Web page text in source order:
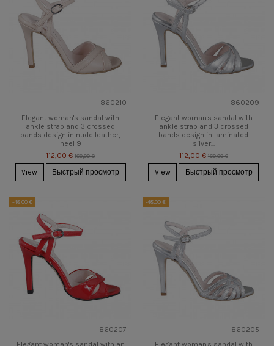
860210
Elegant woman's sandal with
ankle strap and 3 crossed
bands design in nude leather,
heel 9
112,00 € 160,00 €
View Быстрый просмотр
860209
Elegant woman's sandal with
ankle strap and 3 crossed
bands design in laminated
silver...
112,00 € 160,00 €
View Быстрый просмотр
-48,00 €
860207
Elegant woman's sandal with an
-48,00 €
860205
Elegant woman's sandal with